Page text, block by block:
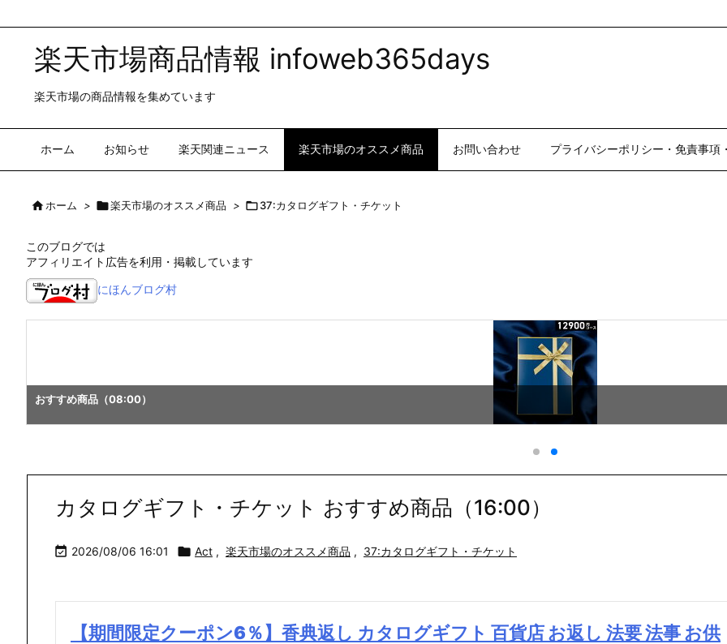
楽天市場商品情報 infoweb365days
楽天市場の商品情報を集めています
ホーム お知らせ 楽天関連ニュース 楽天市場のオススメ商品 お問い合わせ プライバシーポリシー・免責事項
ホーム > 楽天市場のオススメ商品 > 37:カタログギフト・チケット
このブログでは
アフィリエイト広告を利用・掲載しています
にほんブログ村
カタログギフト・チケット おすすめ商品（16:00）
カタログギフト・チケット おすすめ商品（16:00）
 2026/08/06 16:01  Act , 楽天市場のオススメ商品 , 37:カタログギフト・チケット
【期間限定クーポン6％】香典返し カタログギフト 百貨店 お返し 法要 法事 お供